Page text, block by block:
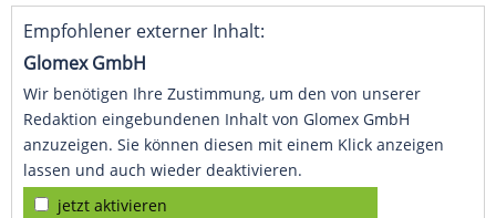
Empfohlener externer Inhalt:
Glomex GmbH
Wir benötigen Ihre Zustimmung, um den von unserer
Redaktion eingebundenen Inhalt von Glomex GmbH
anzuzeigen. Sie können diesen mit einem Klick anzeigen
lassen und auch wieder deaktivieren.
jetzt aktivieren